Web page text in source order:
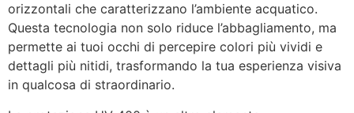
orizzontali che caratterizzano l’ambiente acquatico.
Questa tecnologia non solo riduce l’abbagliamento, ma
permette ai tuoi occhi di percepire colori più vividi e
dettagli più nitidi, trasformando la tua esperienza visiva
in qualcosa di straordinario.